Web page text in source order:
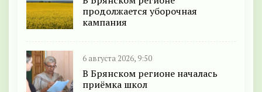
продолжается уборочная
кампания
6 августа 2026, 9:50
В Брянском регионе началась
приёмка школ